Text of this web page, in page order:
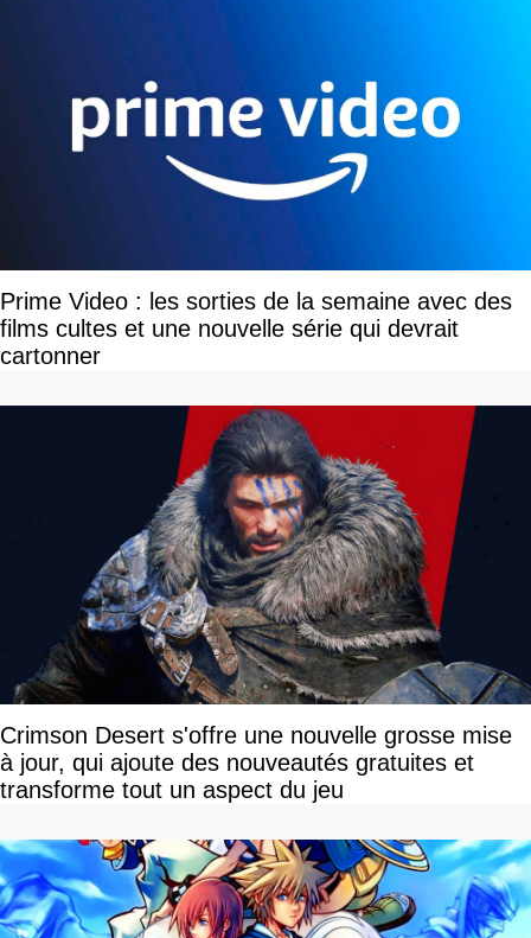
Prime Video : les sorties de la semaine avec des
films cultes et une nouvelle série qui devrait
cartonner
Crimson Desert s'offre une nouvelle grosse mise
à jour, qui ajoute des nouveautés gratuites et
transforme tout un aspect du jeu